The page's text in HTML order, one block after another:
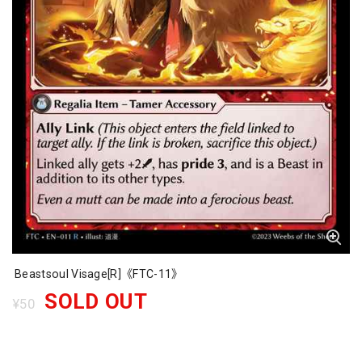
Beastsoul Visage[R]《FTC-11》
¥50 SOLD OUT